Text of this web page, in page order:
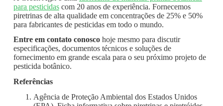
para pesticidascom 20 anos de experiência. Fornecemos
piretrinas de alta qualidade em concentrações de 25% e 50%
para fabricantes de pesticidas em todo o mundo.
Entre em contato conoscohoje mesmo para discutir
especificações, documentos técnicos e soluções de
fornecimento em grande escala para o seu próximo projeto de
pesticida botânico.
Referências
Agência de Proteção Ambiental dos Estados Unidos